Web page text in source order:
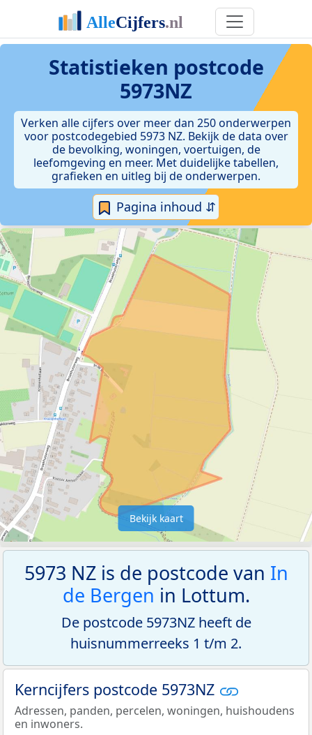
Statistieken postcode
5973NZ
Verken alle cijfers over meer dan 250 onderwerpen
voor postcodegebied 5973 NZ. Bekijk de data over
de bevolking, woningen, voertuigen, de
leefomgeving en meer. Met duidelijke tabellen,
grafieken en uitleg bij de onderwerpen.
Pagina inhoud ⇵
Bekijk kaart
5973 NZ is de postcode van In
de Bergen in Lottum.
De postcode 5973NZ heeft de
huisnummerreeks 1 t/m 2.
Kerncijfers postcode 5973NZ
Adressen, panden, percelen, woningen, huishoudens
en inwoners.